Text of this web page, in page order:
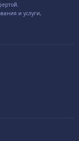
и услуги,